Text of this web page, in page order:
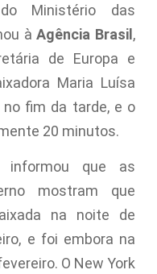
Ministério das
àAgência Brasil ,
de Europa e
Maria Luísa
no fim da tarde, e o
20 minutos.
informou que as
mostram que
na noite de
e foi embora na
O New York